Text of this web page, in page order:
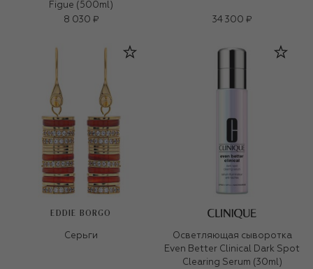
Figue (500ml)
8 030 ₽
34 300 ₽
EDDIE BORGO
Серьги
Осветляющая сыворотка
Even Better Clinical Dark Spot
Clearing Serum (30ml)